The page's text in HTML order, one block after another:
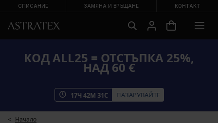
СПИСАНИЕ ЗАМЯНА И ВРЪЩАНЕ КОНТАКТ
КОД ALL25 = ОТСТЪПКА 25%,
НАД 60 €
17Ч 42М 30С ПАЗАРУВАЙТЕ
Начало